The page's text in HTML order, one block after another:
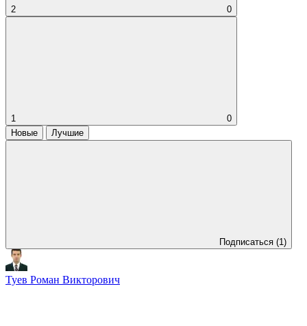
2 0
1
0
Новые
Лучшие
Подписаться (1)
Туев Роман Викторович